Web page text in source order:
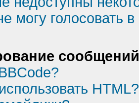
могу голосовать
HTML?